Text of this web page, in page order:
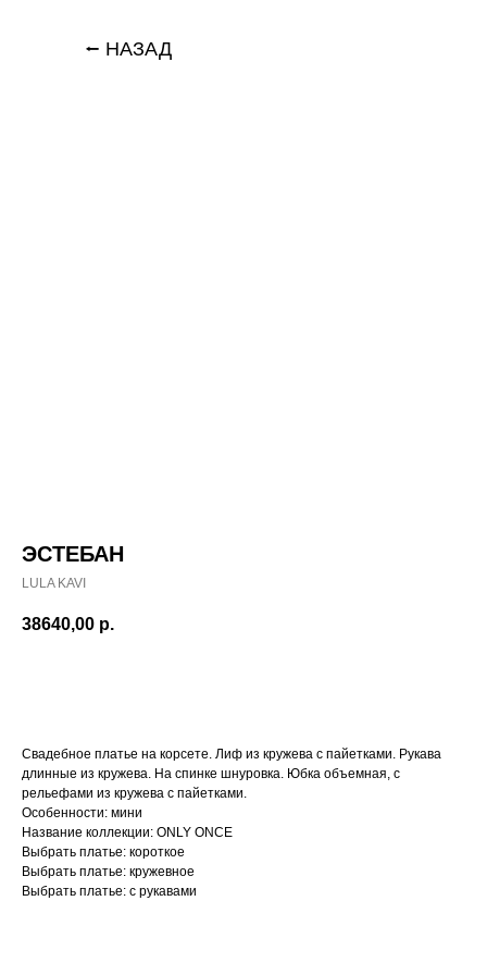
⭠ НАЗАД
ЭСТЕБАН
LULA KAVI
38640,00 р.
Свадебное платье на корсете. Лиф из кружева с пайетками. Рукава
длинные из кружева. На спинке шнуровка. Юбка объемная, с
рельефами из кружева с пайетками.
Особенности: мини
Название коллекции: ONLY ONCE
Выбрать платье: короткое
Выбрать платье: кружевное
Выбрать платье: с рукавами